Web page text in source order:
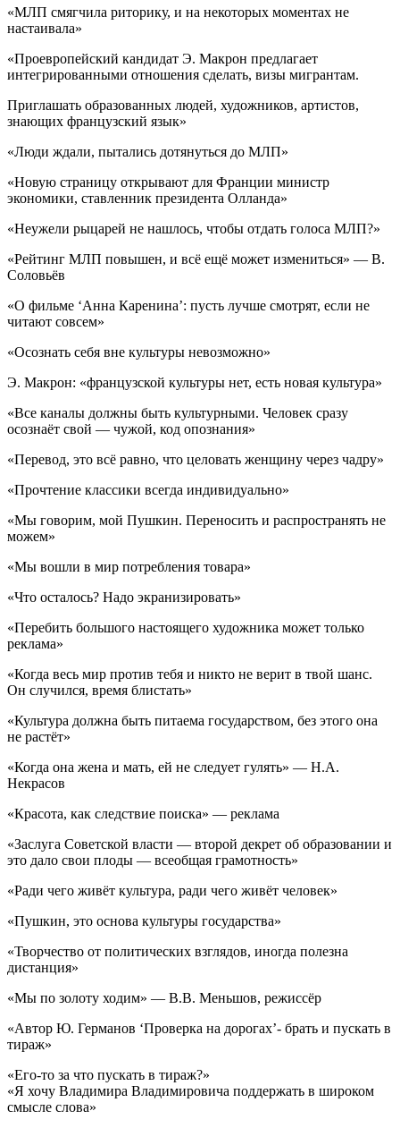
«МЛП смягчила риторику, и на некоторых моментах не
настаивала»
«Проевропейский кандидат Э. Макрон предлагает
интегрированными отношения сделать, визы мигрантам.
Приглашать образованных людей, художников, артистов,
знающих французский язык»
«Люди ждали, пытались дотянуться до МЛП»
«Новую страницу открывают для Франции министр
экономики, ставленник президента Олланда»
«Неужели рыцарей не нашлось, чтобы отдать голоса МЛП?»
«Рейтинг МЛП повышен, и всё ещё может измениться» — В.
Соловьёв
«О фильме ‘Анна Каренина’: пусть лучше смотрят, если не
читают совсем»
«Осознать себя вне культуры невозможно»
Э. Макрон: «французской культуры нет, есть новая культура»
«Все каналы должны быть культурными. Человек сразу
осознаёт свой — чужой, код опознания»
«Перевод, это всё равно, что целовать женщину через чадру»
«Прочтение классики всегда индивидуально»
«Мы говорим, мой Пушкин. Переносить и распространять не
можем»
«Мы вошли в мир потребления товара»
«Что осталось? Надо экранизировать»
«Перебить большого настоящего художника может только
реклама»
«Когда весь мир против тебя и никто не верит в твой шанс.
Он случился, время блистать»
«Культура должна быть питаема государством, без этого она
не растёт»
«Когда она жена и мать, ей не следует гулять» — Н.А.
Некрасов
«Красота, как следствие поиска» — реклама
«Заслуга Советской власти — второй декрет об образовании и
это дало свои плоды — всеобщая грамотность»
«Ради чего живёт культура, ради чего живёт человек»
«Пушкин, это основа культуры государства»
«Творчество от политических взглядов, иногда полезна
дистанция»
«Мы по золоту ходим» — В.В. Меньшов, режиссёр
«Автор Ю. Германов ‘Проверка на дорогах’- брать и пускать в
тираж»
«Его-то за что пускать в тираж?»
«Я хочу Владимира Владимировича поддержать в широком
смысле слова»